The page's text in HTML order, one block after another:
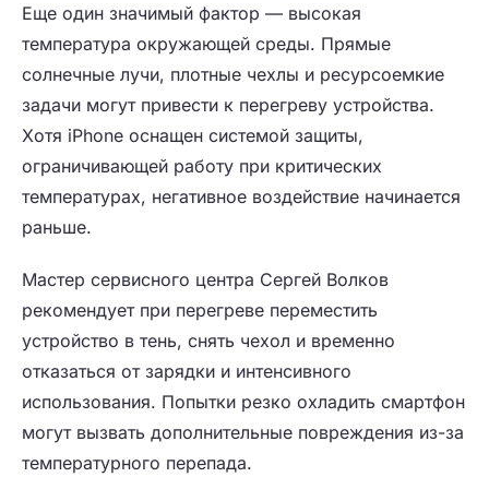
Еще один значимый фактор — высокая
температура окружающей среды. Прямые
солнечные лучи, плотные чехлы и ресурсоемкие
задачи могут привести к перегреву устройства.
Хотя iPhone оснащен системой защиты,
ограничивающей работу при критических
температурах, негативное воздействие начинается
раньше.
Мастер сервисного центра Сергей Волков
рекомендует при перегреве переместить
устройство в тень, снять чехол и временно
отказаться от зарядки и интенсивного
использования. Попытки резко охладить смартфон
могут вызвать дополнительные повреждения из-за
температурного перепада.